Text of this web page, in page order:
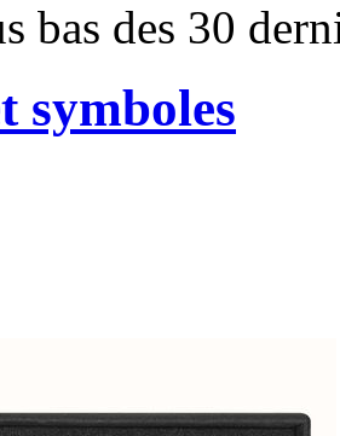
bas des 30
symboles